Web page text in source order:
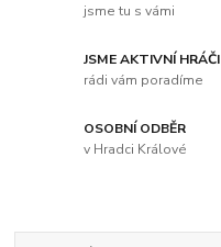
jsme tu s vámi
JSME AKTIVNÍ HRÁČI
rádi vám poradíme
OSOBNÍ ODBĚR
v Hradci Králové